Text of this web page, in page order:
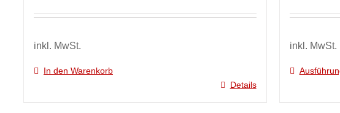
Optionen
auf
Produktseite
Optionen
auf
inkl. MwSt.
In den Warenkorb
Details
inkl. MwSt.